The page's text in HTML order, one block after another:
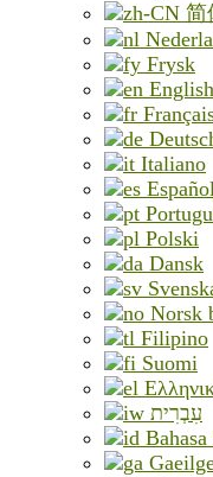
简
Frysk
English
Italiano
Polski
Dansk
Norsk
Filipino
Suomi
עִבְרִית